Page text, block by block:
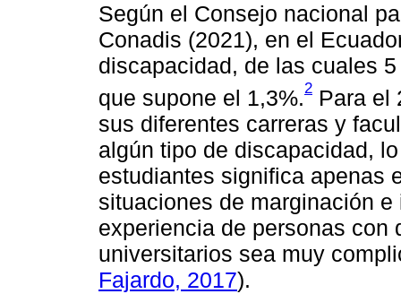
Según el Consejo nacional
Conadis (2021), en el
discapacidad, de las cuales
que supone el 1,3%.2 Para el
sus diferentes carreras y
algún tipo de discapacidad,
estudiantes significa apenas
situaciones de marginación
experiencia de personas con
universitarios sea muy
Fajardo, 2017).